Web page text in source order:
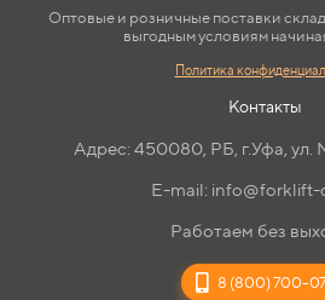
Оптовые и розничные поставки
выгодным условиям
Политика
Контакты
Адрес: 450080, РБ, г.Уфа, ул.
E-mail: info@forklift-
Работаем без
8 (800) 700-